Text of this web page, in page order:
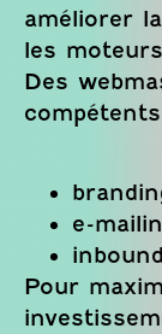
améliorer
les
Des
e-
Pour